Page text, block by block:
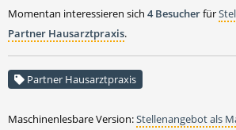
Momentan interessieren sich 4 Besucherfür
Partner Hausarztpraxis.
Partner Hausarztpraxis
Maschinenlesbare Version:Stellenangebot als